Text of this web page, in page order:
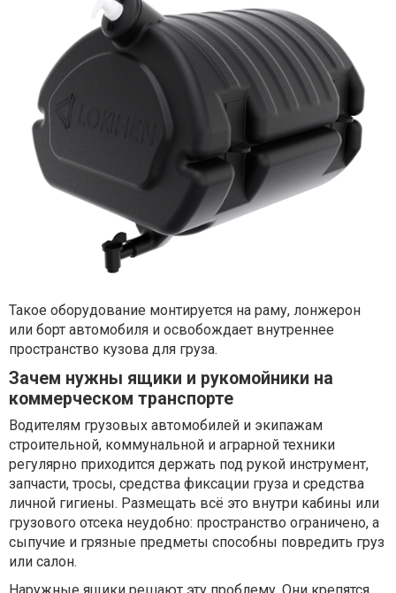
Такое оборудование монтируется на раму, лонжерон
или борт автомобиля и освобождает внутреннее
пространство кузова для груза.
Зачем нужны ящики и рукомойники на
коммерческом транспорте
Водителям грузовых автомобилей и экипажам
строительной, коммунальной и аграрной техники
регулярно приходится держать под рукой инструмент,
запчасти, тросы, средства фиксации груза и средства
личной гигиены. Размещать всё это внутри кабины или
грузового отсека неудобно: пространство ограничено, а
сыпучие и грязные предметы способны повредить груз
или салон.